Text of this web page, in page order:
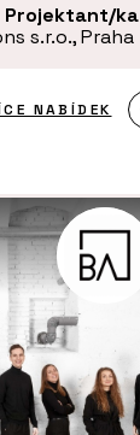
ka
s.r.o., Praha
NABÍDEK